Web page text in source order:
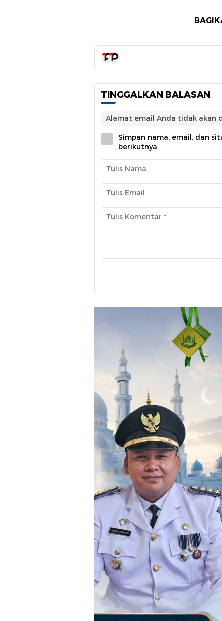
TINGGALKAN BALASAN
Alamat email Anda tidak akan
Simpan nama, email, dan
berikutnya.